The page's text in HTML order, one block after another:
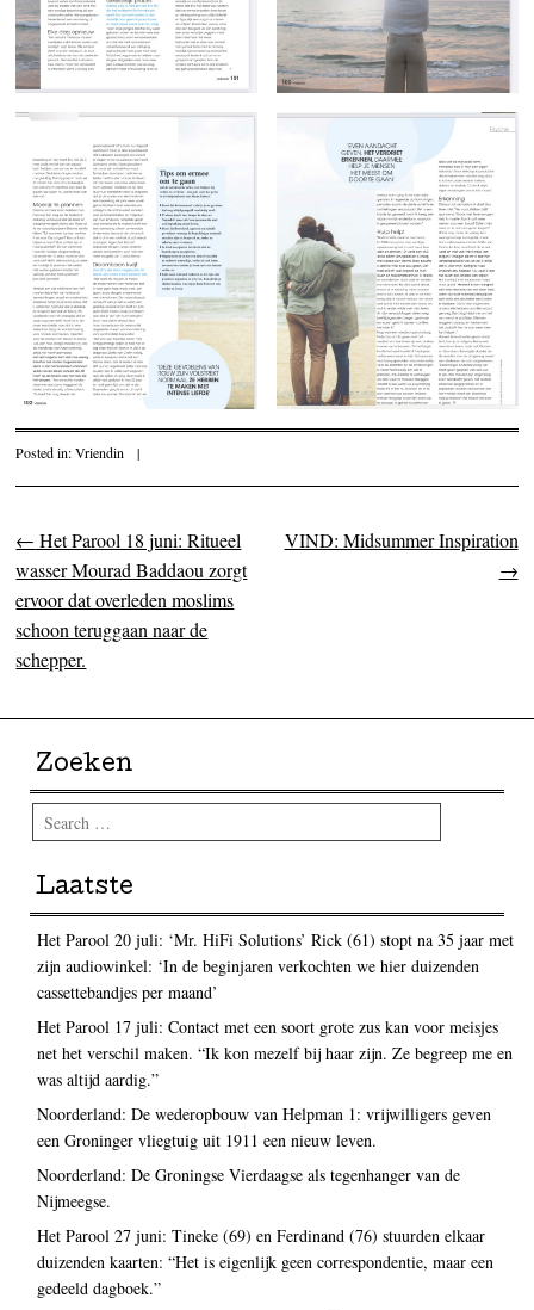
Posted in:Vriendin |
Post navigation
← Het Parool 18 juni: Ritueel
wasser Mourad Baddaou zorgt
ervoor dat overleden moslims
schoon teruggaan naar de
schepper.
VIND: Midsummer Inspiration
→
Zoeken
Search
Laatste
Het Parool 20 juli: ‘Mr. HiFi Solutions’ Rick (61) stopt na 35 jaar met
zijn audiowinkel: ‘In de beginjaren verkochten we hier duizenden
cassettebandjes per maand’
Het Parool 17 juli: Contact met een soort grote zus kan voor meisjes
net het verschil maken. “Ik kon mezelf bij haar zijn. Ze begreep me en
was altijd aardig.”
Noorderland: De wederopbouw van Helpman 1: vrijwilligers geven
een Groninger vliegtuig uit 1911 een nieuw leven.
Noorderland: De Groningse Vierdaagse als tegenhanger van de
Nijmeegse.
Het Parool 27 juni: Tineke (69) en Ferdinand (76) stuurden elkaar
duizenden kaarten: “Het is eigenlijk geen correspondentie, maar een
gedeeld dagboek.”